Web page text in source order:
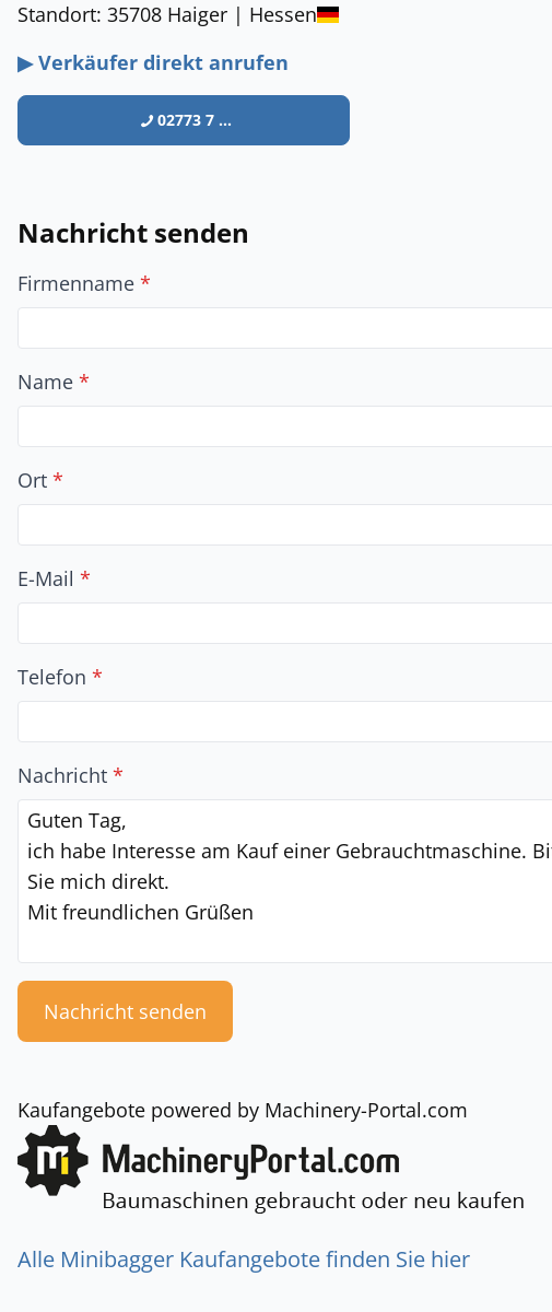
Standort: 35708 Haiger | Hessen
▶ Verkäufer direkt anrufen
02773 7 ...
Nachricht senden
Firmenname *
Name *
Ort *
E-Mail *
Telefon *
Nachricht *
Nachricht senden
Kaufangebote powered by Machinery-Portal.com
Alle Minibagger Kaufangebote finden Sie hier